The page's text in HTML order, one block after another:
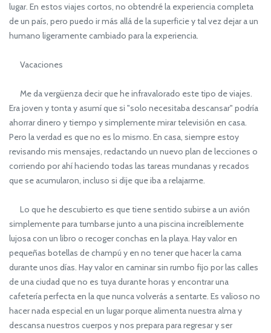
lugar. En estos viajes cortos, no obtendré la experiencia completa
de un país, pero puedo ir más allá de la superficie y tal vez dejar a un
humano ligeramente cambiado para la experiencia.
Vacaciones
Me da vergüenza decir que he infravalorado este tipo de viajes.
Era joven y tonta y asumí que si "solo necesitaba descansar" podría
ahorrar dinero y tiempo y simplemente mirar televisión en casa.
Pero la verdad es que no es lo mismo. En casa, siempre estoy
revisando mis mensajes, redactando un nuevo plan de lecciones o
corriendo por ahí haciendo todas las tareas mundanas y recados
que se acumularon, incluso si dije que iba a relajarme.
Lo que he descubierto es que tiene sentido subirse a un avión
simplemente para tumbarse junto a una piscina increíblemente
lujosa con un libro o recoger conchas en la playa. Hay valor en
pequeñas botellas de champú y en no tener que hacer la cama
durante unos días. Hay valor en caminar sin rumbo fijo por las calles
de una ciudad que no es tuya durante horas y encontrar una
cafetería perfecta en la que nunca volverás a sentarte. Es valioso no
hacer nada especial en un lugar porque alimenta nuestra alma y
descansa nuestros cuerpos y nos prepara para regresar y ser